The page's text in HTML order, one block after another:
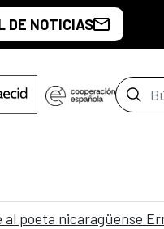
DE NOTICIAS
al poeta nicaragüense